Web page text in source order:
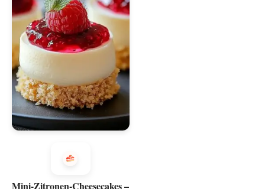
Mini-Zitronen-Cheesecakes –